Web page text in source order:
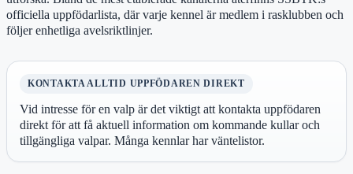
officiella uppfödarlista, där varje kennel är medlem i rasklubben och
följer enhetliga avelsriktlinjer.
KONTAKTA ALLTID UPPFÖDAREN DIREKT
Vid intresse för en valp är det viktigt att kontakta uppfödaren
direkt för att få aktuell information om kommande kullar och
tillgängliga valpar. Många kennlar har väntelistor.